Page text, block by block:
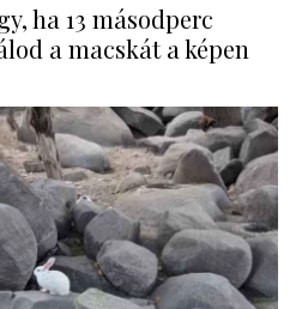
ha 13 másodperc
a macskát a képen